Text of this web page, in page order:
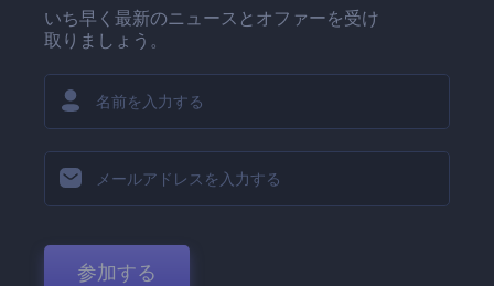
いち早く最新のニュースとオファーを受け
取りましょう。
参加する